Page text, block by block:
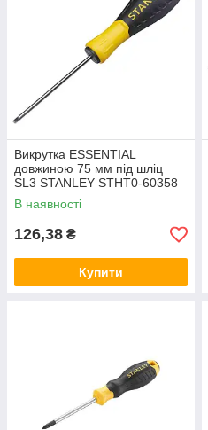
Викрутка ESSENTIAL
довжиною 75 мм під шліц
SL3 STANLEY STHT0-60358
В наявності
126,38 ₴
Купити